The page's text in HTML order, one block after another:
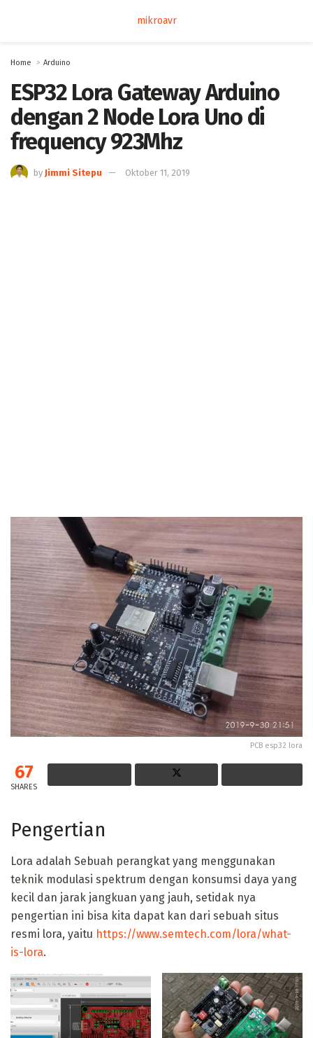
mikroavr
Home Arduino
ESP32 Lora Gateway Arduino
dengan 2 Node Lora Uno di
frequency 923Mhz
by Jimmi Sitepu Oktober 11, 2019
PCB esp32 lora
67
SHARES
Pengertian
Lora adalah Sebuah perangkat yang menggunakan
teknik modulasi spektrum dengan konsumsi daya yang
kecil dan jarak jangkuan yang jauh, setidak nya
pengertian ini bisa kita dapat kan dari sebuah situs
resmi lora, yaitu https://www.semtech.com/lora/what-
is-lora.